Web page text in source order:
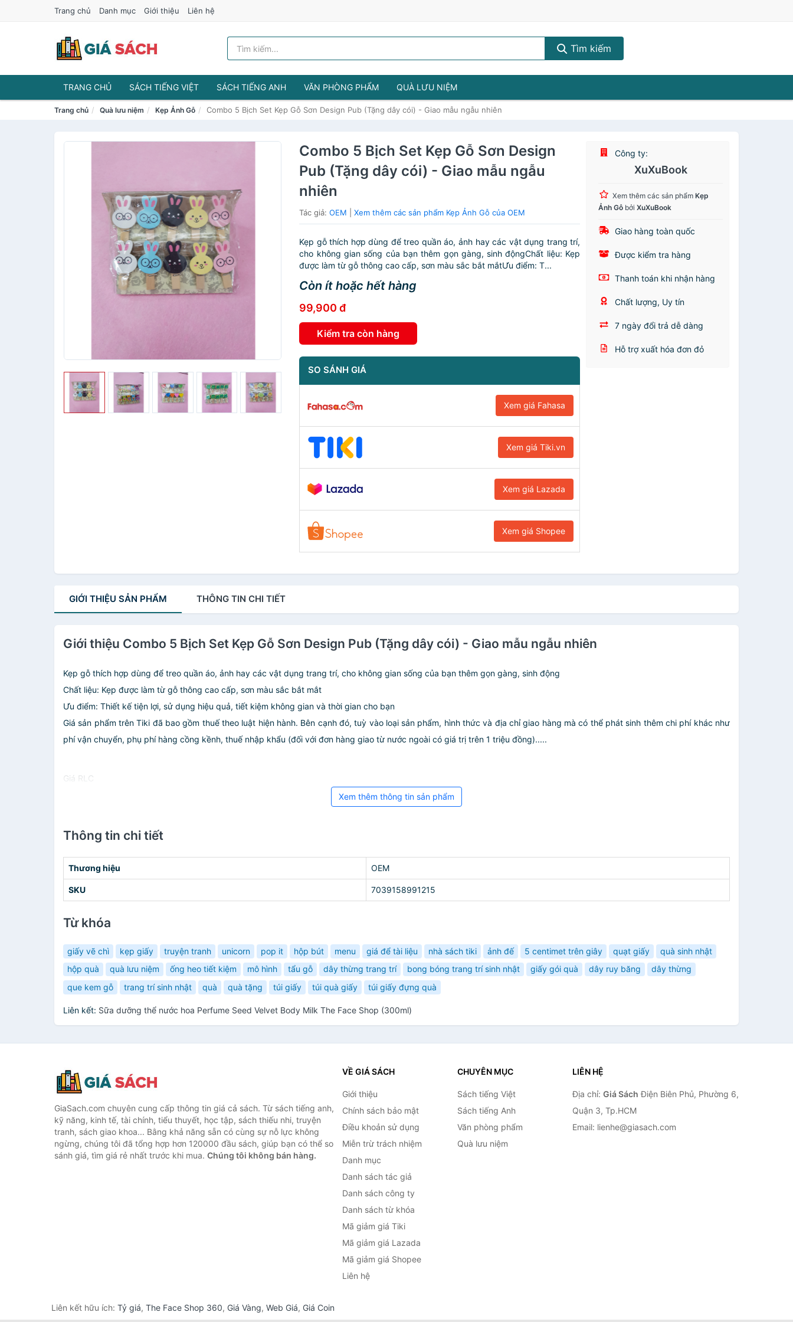
Trang chủ Danh mục Giới thiệu Liên hệ
Tìm kiếm
TRANG CHỦ SÁCH TIẾNG VIỆT SÁCH TIẾNG ANH VĂN PHÒNG PHẨM QUÀ LƯU NIỆM
Trang chủ Quà lưu niệm Kẹp Ảnh Gỗ Combo 5 Bịch Set Kẹp Gỗ Sơn Design Pub (Tặng dây cói) - Giao mẫu ngẫu nhiên
Combo 5 Bịch Set Kẹp Gỗ Sơn Design
Pub (Tặng dây cói) - Giao mẫu ngẫu
nhiên
Tác giả:OEM |Xem thêm các sản phẩm Kẹp Ảnh Gỗ của OEM
Kẹp gỗ thích hợp dùng để treo quần áo, ảnh hay các vật dụng trang trí,
cho không gian sống của bạn thêm gọn gàng, sinh độngChất liệu: Kẹp
được làm từ gỗ thông cao cấp, sơn màu sắc bắt mắtƯu điểm: T...
Còn ít hoặc hết hàng
99,900 đ
Kiểm tra còn hàng
SO SÁNH GIÁ
Xem giá Fahasa
Xem giá Tiki.vn
Xem giá Lazada
Xem giá Shopee
Công ty:
XuXuBook
Xem thêm các sản phẩmKẹp
Ảnh Gỗ bởiXuXuBook
Giao hàng toàn quốc
Được kiểm tra hàng
Thanh toán khi nhận hàng
Chất lượng, Uy tín
7 ngày đổi trả dễ dàng
Hỗ trợ xuất hóa đơn đỏ
GIỚI THIỆU SẢN PHẨM THÔNG TIN CHI TIẾT
Giới thiệu Combo 5 Bịch Set Kẹp Gỗ Sơn Design Pub (Tặng dây cói) - Giao mẫu ngẫu nhiên
Kẹp gỗ thích hợp dùng để treo quần áo, ảnh hay các vật dụng trang trí, cho không gian sống của bạn thêm gọn gàng, sinh động
Chất liệu: Kẹp được làm từ gỗ thông cao cấp, sơn màu sắc bắt mắt
Ưu điểm: Thiết kế tiện lợi, sử dụng hiệu quả, tiết kiệm không gian và thời gian cho bạn
Giá sản phẩm trên Tiki đã bao gồm thuế theo luật hiện hành. Bên cạnh đó, tuỳ vào loại sản phẩm, hình thức và địa chỉ giao hàng mà có thể phát sinh thêm chi phí khác như
phí vận chuyển, phụ phí hàng cồng kềnh, thuế nhập khẩu (đối với đơn hàng giao từ nước ngoài có giá trị trên 1 triệu đồng).....
Giá RLC
Xem thêm thông tin sản phẩm
Thông tin chi tiết
Thương hiệu OEM
SKU 7039158991215
Từ khóa
giấy vẽ chì kẹp giấy truyện tranh unicorn pop it hộp bút menu giá để tài liệu nhà sách tiki ảnh đế 5 centimet trên giây quạt giấy
quà sinh nhật
hộp quà
quà lưu niệm ống heo tiết kiệm mô hình tẩu gỗ dây thừng trang trí bong bóng trang trí sinh nhật giấy gói quà dây ruy băng
dây thừng
que kem gỗ
trang trí sinh nhật quà quà tặng túi giấy túi quà giấy túi giấy đựng quà
Liên kết: Sữa dưỡng thể nước hoa Perfume Seed Velvet Body Milk The Face Shop (300ml)
GiaSach.com chuyên cung cấp thông tin giá cả sách. Từ sách tiếng anh,
kỹ năng, kinh tế, tài chính, tiểu thuyết, học tập, sách thiếu nhi, truyện
tranh, sách giao khoa... Bằng khả năng sẵn có cùng sự nỗ lực không
ngừng, chúng tôi đã tổng hợp hơn 120000 đầu sách, giúp bạn có thể so
sánh giá, tìm giá rẻ nhất trước khi mua. Chúng tôi không bán hàng.
VỀ GIÁ SÁCH
Giới thiệu
Chính sách bảo mật
Điều khoản sử dụng
Miễn trừ trách nhiệm
Danh mục
Danh sách tác giả
Danh sách công ty
Danh sách từ khóa
Mã giảm giá Tiki
Mã giảm giá Lazada
Mã giảm giá Shopee
Liên hệ
CHUYÊN MỤC
Sách tiếng Việt
Sách tiếng Anh
Văn phòng phẩm
Quà lưu niệm
LIÊN HỆ
Địa chỉ: Giá Sách Điện Biên Phủ, Phường 6,
Quận 3, Tp.HCM
Email: lienhe@giasach.com
Liên kết hữu ích: Tỷ giá, The Face Shop 360, Giá Vàng, Web Giá, Giá Coin